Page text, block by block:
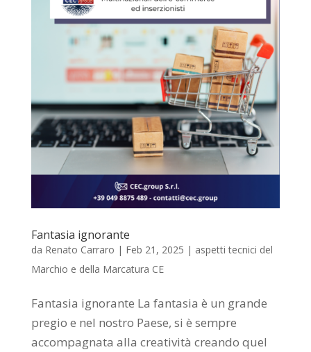
Fantasia ignorante
da Renato Carraro | Feb 21, 2025 | aspetti tecnici del
Marchio e della Marcatura CE
Fantasia ignorante La fantasia è un grande
pregio e nel nostro Paese, si è sempre
accompagnata alla creatività creando quel